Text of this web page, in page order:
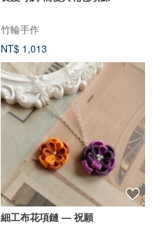
竹輪手作
NT$ 1,013
細工布花項鏈 — 祝願